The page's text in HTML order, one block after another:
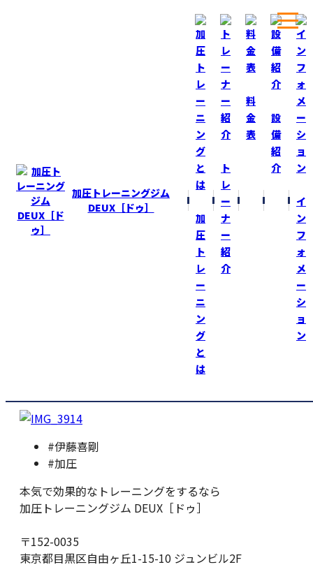
加圧トレーニングジム
DEUX［ドゥ］
加
圧
ト
レ
ー
ニ
ン
グ
と
は
ト
レ
ー
ナ
ー
紹
介
料
金
表
設
備
紹
介
イ
ン
フ
ォ
メ
ー
シ
ョ
ン
ダイエット食！
2015-11-4
昨日は、加圧ＤＥＵＸ短縮営業だったので、
“ヒレステーキ２５０ｇ”食べて来ました！
肉と野菜だけで、かなりお腹いっぱいになりましたが、
お腹が減ったら炭酸水飲んで、お腹を満たしてます….（
#伊藤喜剛
#加圧
本気で効果的なトレーニングをするなら
加圧トレーニングジム DEUX［ドゥ］
〒152-0035
東京都目黒区自由ヶ丘1-15-10 ジュンビル2F